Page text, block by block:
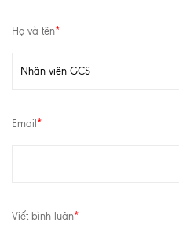
Họ và tên*
Email *
Viết bình luận*